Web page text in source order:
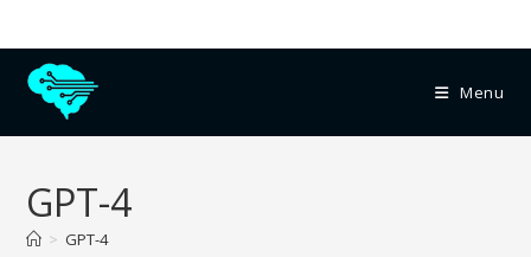
Menu
GPT-4
> GPT-4